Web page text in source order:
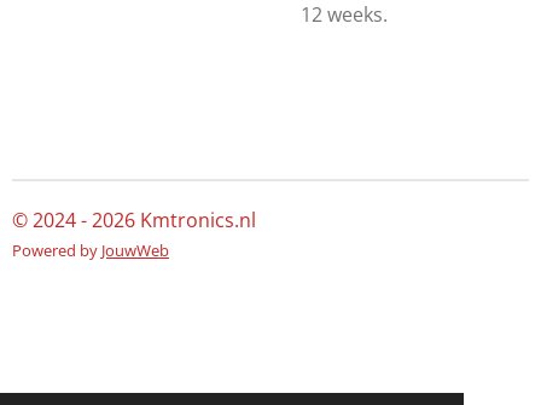
12 weeks.
© 2024 - 2026 Kmtronics.nl
Powered by JouwWeb